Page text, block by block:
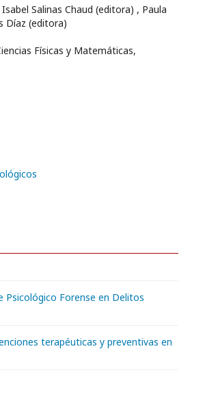
Salinas Chaud (editora) , Paula
Díaz (editora)
Físicas y Matemáticas,
Psicológico Forense en Delitos
terapéuticas y preventivas en